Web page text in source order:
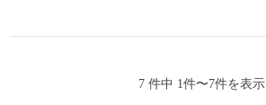
7 件中 1件〜7件を表示